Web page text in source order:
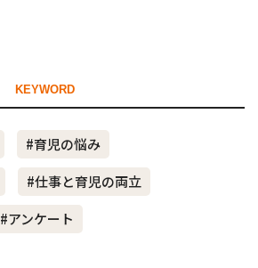
KEYWORD
#育児の悩み
#仕事と育児の両立
#アンケート